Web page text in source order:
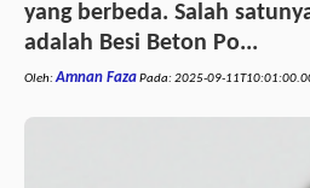
yang berbeda. Salah
adalah Besi Beton Po...
Oleh:Amnan FazaPada:2025-09-